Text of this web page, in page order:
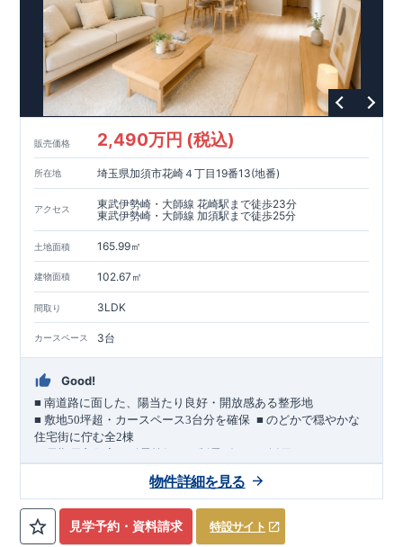
販売価格 2,490万円 (税込)
所在地 埼玉県加須市花崎４丁目19番13(地番)
アクセス
東武伊勢崎・大師線 花崎駅まで徒歩23分
東武伊勢崎・大師線 加須駅まで徒歩25分
土地面積 165.99㎡
建物面積 102.67㎡
間取り 3LDK
カースペース 3台
Good!
■南道路に面した、陽当たり良好・開放感ある整形地
■敷地50坪超・カースペース3台分を確保 ​■のどかで穏やかな
住宅街に佇む全2棟
（長期優良住宅／耐震等級３・制震ダンパー採用）
たりに恵まれた立地。
あり、
採光・通風・プライバシー性にも配慮した敷地計画で
す。
見学予約・資料請求 特設サイト
物件詳細を見る